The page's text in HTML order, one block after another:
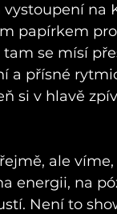
na
papírkem
se mísí
a přísné
si v hlavě
ale
energii, na
Není to